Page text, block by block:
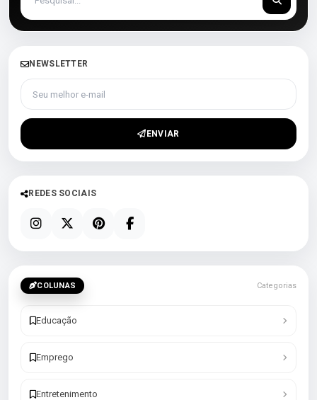
NEWSLETTER
Seu melhor e-mail
ENVIAR
REDES SOCIAIS
COLUNAS Categorias
Educação
Emprego
Entretenimento